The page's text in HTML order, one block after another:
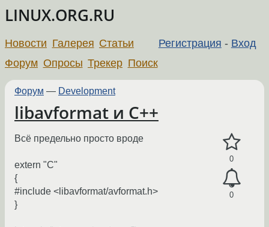
LINUX.ORG.RU
Регистрация - Вход
Новости Галерея Статьи
Форум Опросы Трекер Поиск
Форум — Development
libavformat и C++
0
0
Всё предельно просто вроде
extern "C"
{
#include <libavformat/avformat.h>
}